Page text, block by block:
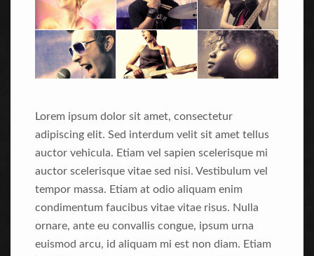
Lorem ipsum dolor sit amet, consectetur
adipiscing elit. Sed interdum velit sit amet tellus
auctor vehicula. Etiam vel sapien scelerisque mi
auctor scelerisque vitae sed nisi. Vestibulum vel
tempor massa. Etiam at odio aliquam enim
condimentum faucibus vitae vitae risus. Nulla
ornare, ante eu convallis congue, ipsum urna
euismod arcu, id aliquam mi est non diam. Etiam